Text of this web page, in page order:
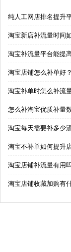
纯人工网店排名提升
淘宝新店补流量时间
淘宝补流量平台能提
淘宝店铺怎么补单好
淘宝补单时怎么补流
怎么补淘宝优质补量
淘宝每天需要补多少
淘宝不补单如何提升
淘宝店铺补流量有用
淘宝店铺收藏加购有